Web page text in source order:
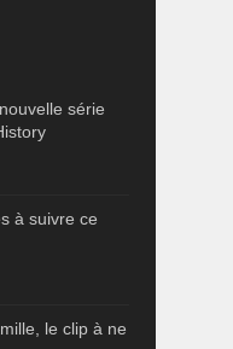
série
à suivre ce
le clip à ne